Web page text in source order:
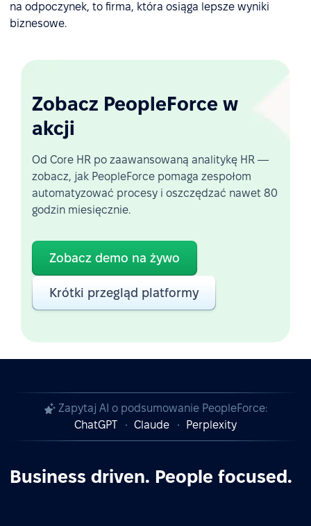
na odpoczynek, to firma, która osiąga lepsze wyniki
biznesowe.
Zobacz PeopleForce w
akcji
Od Core HR po zaawansowaną analitykę HR —
zobacz, jak PeopleForce pomaga zespołom
automatyzować procesy i oszczędzać nawet 80
godzin miesięcznie.
Zobacz demo na żywo
Krótki przegląd platformy
Zapytaj AI o podsumowanie PeopleForce:
ChatGPT
Claude Perplexity
Business driven. People focused.